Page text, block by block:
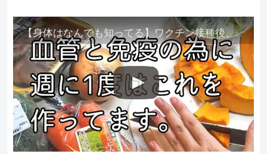
【身体はなんでも知ってる】ワクチン接種後、異常に食べたくなった野菜が細胞回復に貢献してくれました。